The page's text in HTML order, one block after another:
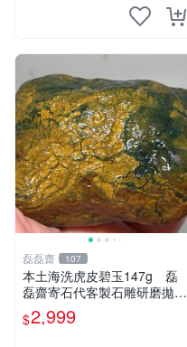
磊磊齋 107
本土海洗虎皮碧玉147g 磊
磊齋寄石代客製石雕研磨拋光
養護盤珠台灣藍寶東玉東海岸
心臟石黑年糕玉髓秀姑玉鳳梨
$2,999